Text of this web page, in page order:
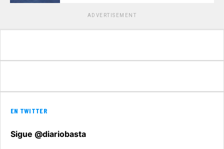
ADVERTISEMENT
EN TWITTER
Sigue @diariobasta